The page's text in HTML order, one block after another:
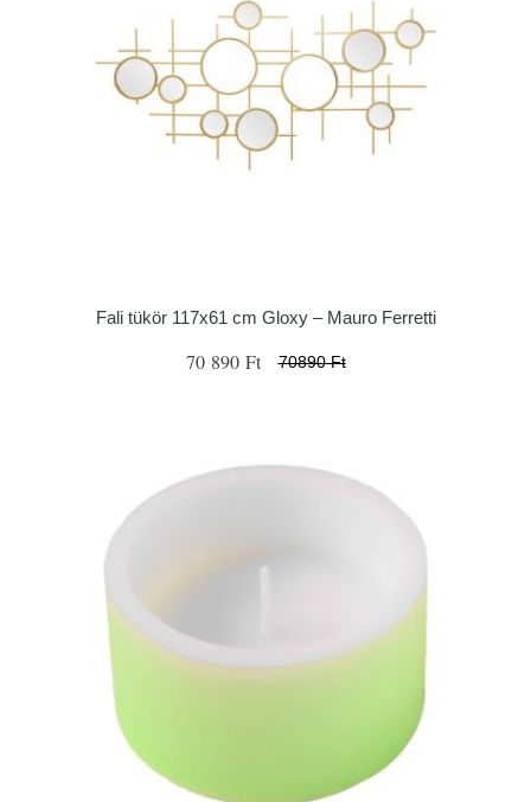
Fali tükör 117x61 cm Gloxy – Mauro Ferretti
70 890 Ft 70890 Ft